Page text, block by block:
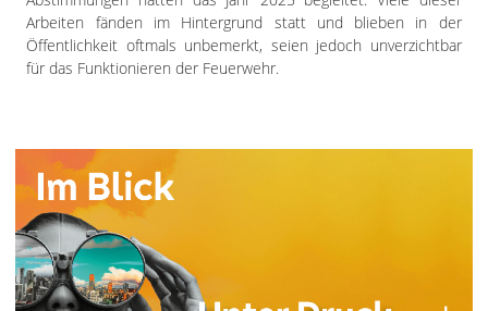
Arbeiten fänden im Hintergrund statt und blieben in der
Öffentlichkeit oftmals unbemerkt, seien jedoch unverzichtbar
für das Funktionieren der Feuerwehr.